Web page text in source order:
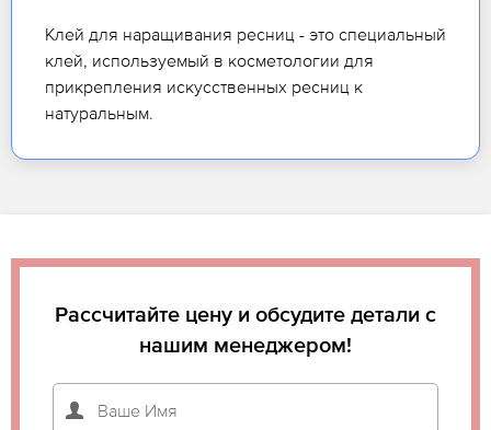
Клей для наращивания ресниц - это специальный
клей, используемый в косметологии для
прикрепления искусственных ресниц к
натуральным.
Рассчитайте цену и обсудите детали с
нашим менеджером!